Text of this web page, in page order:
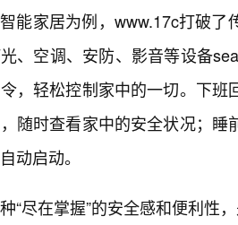
能家居为例，www.17c打破
、空调、安防、影音等设备
，轻松控制家中的一切。下
随时查看家中的安全状况；
动启动。
“尽在掌握”的安全感和便利性